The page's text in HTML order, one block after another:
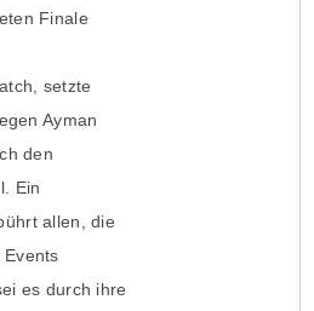
Finale
setzte
Ayman
den
Ein
allen, die
es durch ihre